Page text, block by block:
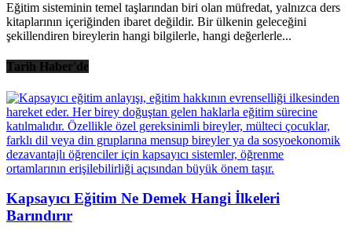
Eğitim sisteminin temel taşlarından biri olan müfredat, yalnızca ders
kitaplarının içeriğinden ibaret değildir. Bir ülkenin geleceğini
şekillendiren bireylerin hangi bilgilerle, hangi değerlerle...
Tarih Haber'de
Kapsayıcı Eğitim Ne Demek Hangi İlkeleri
Barındırır